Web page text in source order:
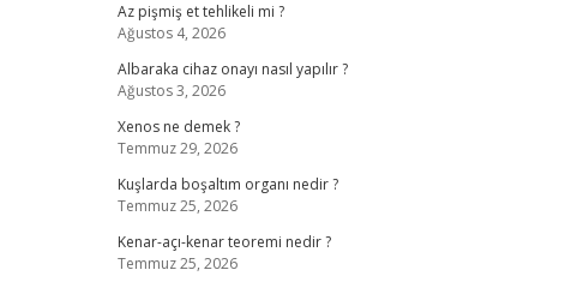
Az pişmiş et tehlikeli mi ?
Ağustos 4, 2026
Albaraka cihaz onayı nasıl yapılır ?
Ağustos 3, 2026
Xenos ne demek ?
Temmuz 29, 2026
Kuşlarda boşaltım organı nedir ?
Temmuz 25, 2026
Kenar-açı-kenar teoremi nedir ?
Temmuz 25, 2026